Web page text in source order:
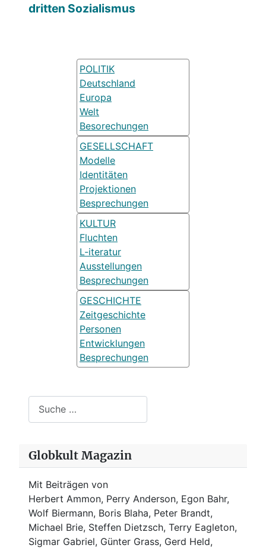
dritten Sozialismus
POLITIK
Deutschland
Europa
Welt
Besorechungen
GESELLSCHAFT
Modelle
Identitäten
Projektionen
Besprechungen
KULTUR
Fluchten
L-iteratur
Ausstellungen
Besprechungen
GESCHICHTE
Zeitgeschichte
Personen
Entwicklungen
Besprechungen
Globkult Magazin
Mit Beiträgen von
Herbert Ammon, Perry Anderson, Egon Bahr,
Wolf Biermann, Boris Blaha, Peter Brandt,
Michael Brie, Steffen Dietzsch, Terry Eagleton,
Sigmar Gabriel, Günter Grass, Gerd Held,